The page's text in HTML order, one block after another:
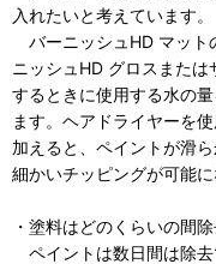
入れたいと考えています。
バーニッシュHD マット
ニッシュHD グロスまたは
するときに使用する水の
ます。ヘアドライヤーを
加えると、ペイントが滑
細かいチッピングが可能に
・塗料はどのくらいの間
ペイントは数日間は除去